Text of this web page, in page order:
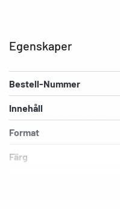
Egenskaper
Bestell-Nummer
Innehåll
Format
Färg